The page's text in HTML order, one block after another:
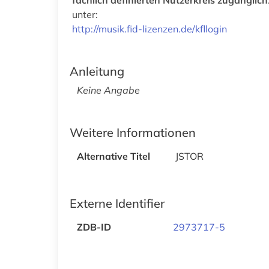
unter:
http://musik.fid-lizenzen.de/kfllogin
Anleitung
Keine Angabe
Weitere Informationen
Alternative Titel JSTOR
Externe Identifier
ZDB-ID 2973717-5